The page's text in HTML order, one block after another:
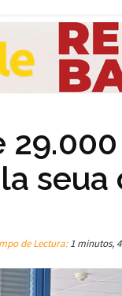
de Lectura:1 minutos,